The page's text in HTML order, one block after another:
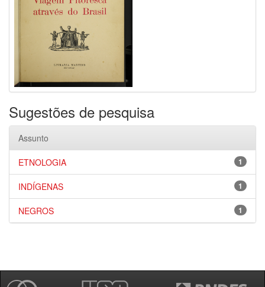
Sugestões de pesquisa
Assunto
1
ETNOLOGIA
1
INDÍGENAS
1
NEGROS